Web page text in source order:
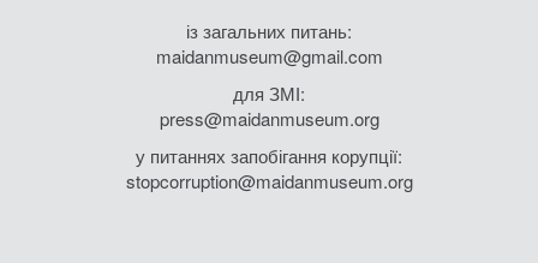
із загальних питань:
maidanmuseum@gmail.com
для ЗМІ:
press@maidanmuseum.org
у питаннях запобігання корупції:
stopcorruption@maidanmuseum.org